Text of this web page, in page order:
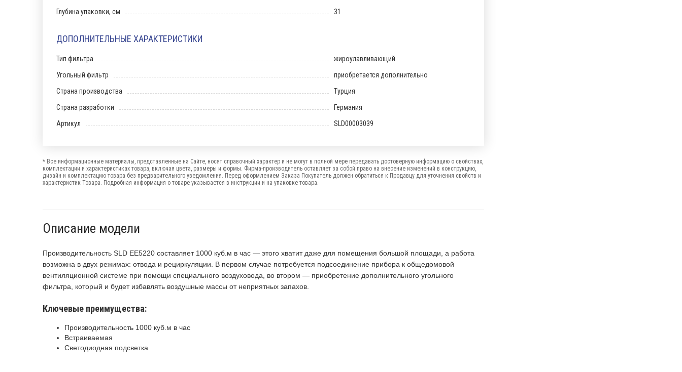
Глубина упаковки, см
31
ДОПОЛНИТЕЛЬНЫЕ ХАРАКТЕРИСТИКИ
Тип фильтра
жироулавливающий
Угольный фильтр
приобретается дополнительно
Страна производства
Турция
Страна разработки
Германия
Артикул
SLD00003039
* Все информационные материалы, представленные на Сайте, носят справочный характер и не могут в полной мере передавать достоверную информацию о свойствах,
комплектации и характеристиках товара, включая цвета, размеры и формы. Фирма-производитель оставляет за собой право на внесение изменений в конструкцию,
дизайн и комплектацию товара без предварительного уведомления. Перед оформлением Заказа Покупатель должен обратиться к Продавцу для уточнения свойств и
характеристик Товара. Подробная информация о товаре указывается в инструкции и на упаковке товара.
Описание модели
Производительность SLD EE5220 составляет 1000 куб.м в час — этого хватит даже для помещения большой площади, а работа
возможна в двух режимах: отвода и рециркуляции. В первом случае потребуется подсоединение прибора к общедомовой
вентиляционной системе при помощи специального воздуховода, во втором — приобретение дополнительного угольного
фильтра, который и будет избавлять воздушные массы от неприятных запахов.
Ключевые преимущества:
Производительность 1000 куб.м в час
Встраиваемая
Светодиодная подсветка